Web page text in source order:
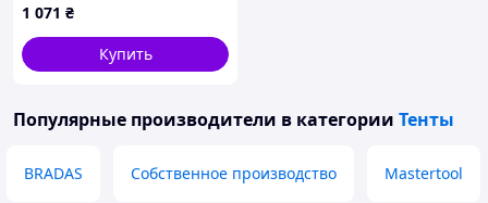
для пикника на авто
300х300см
1 071 ₴
Купить
Популярные производители в категории Тенты
BRADAS Собственное производство Mastertool